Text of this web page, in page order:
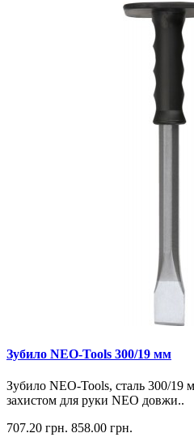
Зубило NEO-Tools 300/19 мм
Зубило NEO-Tools, сталь 300/19
захистом для руки NEO довжи..
707.20 грн. 858.00 грн.